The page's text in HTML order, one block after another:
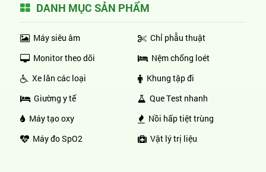
DANH MỤC SẢN PHẨM
Máy siêu âm
Monitor theo dõi
Xe lăn các loại
Giường y tế
Máy tạo oxy
Máy đo SpO2
Chỉ phẫu thuật
Nệm chống loét
Khung tập đi
Que Test nhanh
Nồi hấp tiệt trùng
Vật lý trị liệu